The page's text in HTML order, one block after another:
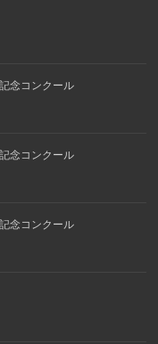
念コンクール
念コンクール
念コンクール